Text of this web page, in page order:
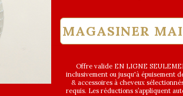
MAGASINER
Offre valide EN LIGNE
inclusivement ou jusqu'à épuisement
& accessoires à cheveux
requis. Les réductions s’appliquent